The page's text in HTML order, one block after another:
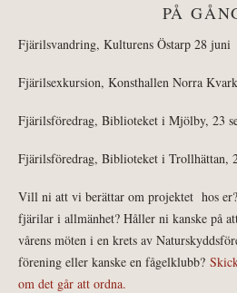
PÅ
Fjärilsvandring, Kulturens Östarp 28 juni
Fjärilsexkursion, Konsthallen Norra
Fjärilsföredrag, Biblioteket i Mjölby, 23
Fjärilsföredrag, Biblioteket i Trollhättan,
Vill ni att vi berättar om projektet hos
fjärilar i allmänhet? Håller ni kanske på
vårens möten i en krets av
förening eller kanske en fågelklubb?
om det går att ordna.